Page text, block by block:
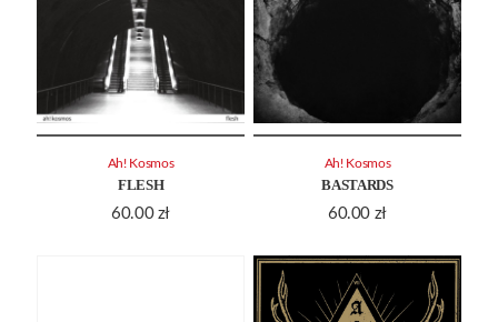
FLESH
60.00 zł
Ah! Kosmos
BASTARDS
60.00 zł
Ah! Kosmos